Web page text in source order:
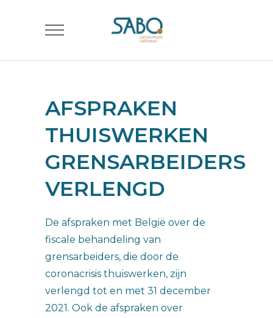
AFSPRAKEN
THUISWERKEN
GRENSARBEIDERS
VERLENGD
De afspraken met België over de
fiscale behandeling van
grensarbeiders, die door de
coronacrisis thuiswerken, zijn
verlengd tot en met 31 december
2021. Ook de afspraken over